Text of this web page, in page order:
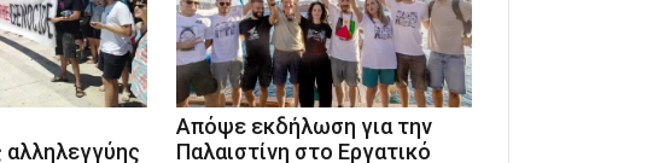
Απόψε εκδήλωση για την
Παλαιστίνη στο Εργατικό